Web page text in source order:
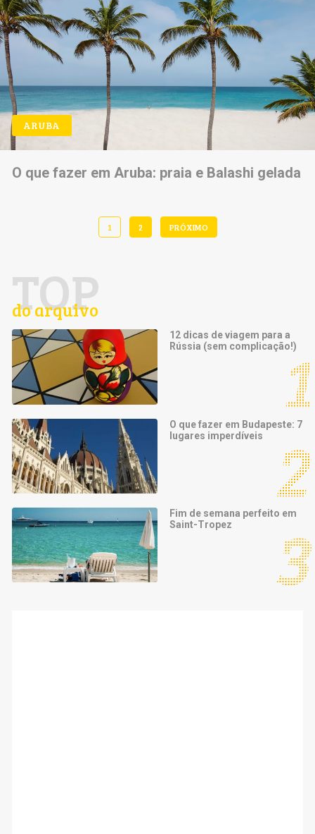
ARUBA
O que fazer em Aruba: praia e Balashi gelada
1 2 PRÓXIMO
TOP
do arquivo
12 dicas de viagem para a
Rússia (sem complicação!)
O que fazer em Budapeste: 7
lugares imperdíveis
Fim de semana perfeito em
Saint-Tropez